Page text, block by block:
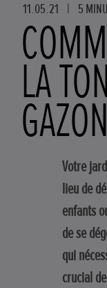
11.05.21 | 5
LA
Votre
lieu de
enfants
de se
qui
crucial